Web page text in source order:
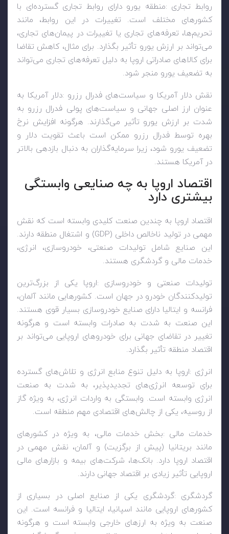
روابط تجاری :منطقه یورو دارای روابط تجاری گسترده‌ای با
کشورهای مختلف است. تغییرات در این روابط، مانند
تحریم‌ها، تعرفه‌های تجاری یا تغییرات در پیمان‌های تجاری،
می‌تواند بر ارزش یورو تأثیر بگذارد. برای مثال، کاهش تقاضا
برای کالاهای صادراتی اروپا به دلیل تعرفه‌های تجاری می‌تواند
به تضعیف یورو منجر شود.
نقش دلار آمریکا و سیاست‌های فدرال رزرو :دلار آمریکا به
عنوان ارز اصلی جهانی و سیاست‌های پولی فدرال رزرو به
شدت بر ارزش یورو تأثیر می‌گذارند. هرگونه افزایش نرخ
بهره توسط فدرال رزرو ممکن است باعث تقویت دلار و
تضعیف یورو شود، زیرا سرمایه‌گذاران به دنبال بازدهی بالاتر
در آمریکا هستند.
اقتصاد اروپا به چه صنایعی وابستگی
بیشتری دارد
اقتصاد اروپا به چندین صنعت کلیدی وابسته است که نقش
مهمی در تولید ناخالص داخلی (GDP) و اشتغال منطقه دارند.
این صنایع شامل تولیدات صنعتی، خودروسازی، انرژی،
خدمات مالی و گردشگری هستند.
تولیدات صنعتی و خودروسازی :اروپا یکی از بزرگ‌ترین
تولیدکنندگان خودرو در جهان است. کشورهایی مانند آلمان،
فرانسه و ایتالیا دارای صنایع خودروسازی بسیار قوی هستند.
این صنعت به شدت به صادرات وابسته است و هرگونه
تغییر در تقاضای جهانی برای خودروهای اروپایی می‌تواند بر
اقتصاد منطقه تأثیر بگذارد.
انرژی :اروپا به دلیل تنوع منابع انرژی و تلاش‌های گسترده
برای توسعه انرژی‌های تجدیدپذیر، به شدت به صنعت
انرژی وابسته است. وابستگی به واردات انرژی، به ویژه گاز
از روسیه، یکی از چالش‌های اقتصادی مهم منطقه است.
خدمات مالی :بخش خدمات مالی، به ویژه در کشورهای
مانند بریتانیا (پیش از برگزیت) و آلمان، نقش مهمی در
اقتصاد اروپا دارد. بانک‌ها، شرکت‌های بیمه و بازارهای مالی
اروپایی تأثیر زیادی بر اقتصاد جهانی دارند.
گردشگری :گردشگری یکی از صنایع اصلی در بسیاری از
کشورهای اروپایی مانند اسپانیا، ایتالیا و فرانسه است. این
صنعت به ویژه به ارزهای خارجی وابسته است و هرگونه